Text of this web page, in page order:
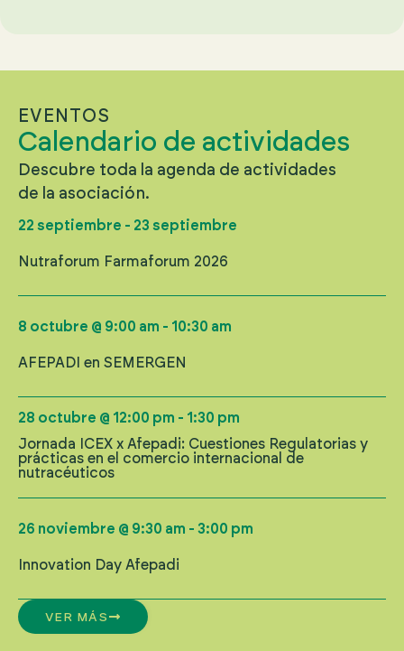
EVENTOS
Calendario de actividades
Descubre toda la agenda de actividades
de la asociación.
22 septiembre - 23 septiembre
Nutraforum Farmaforum 2026
8 octubre @ 9:00 am - 10:30 am
AFEPADI en SEMERGEN
28 octubre @ 12:00 pm - 1:30 pm
Jornada ICEX x Afepadi: Cuestiones Regulatorias y
prácticas en el comercio internacional de
nutracéuticos
26 noviembre @ 9:30 am - 3:00 pm
Innovation Day Afepadi
VER MÁS